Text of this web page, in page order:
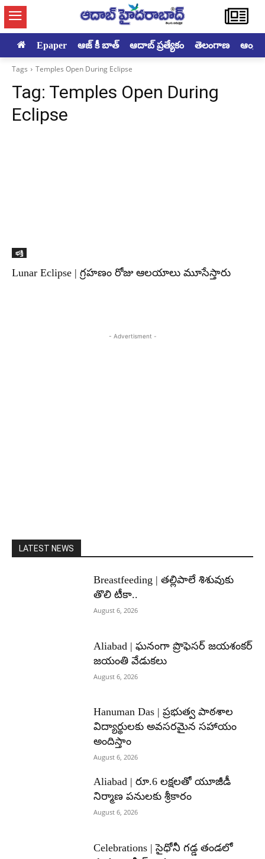
Epaper ఆజ్ కీ బాత్ ఆదాబ్ ప్రత్యేకం తెలంగాణ
Tags Temples Open During Eclipse
Tag: Temples Open During
Eclipse
భక్తి
Lunar Eclipse | గ్రహణం రోజు ఆలయాలు మూసేస్తారు
- Advertisment -
LATEST NEWS
Breastfeeding | తల్లిపాలే శిశువుకు
తొలి టీకా..
August 6, 2026
Aliabad | ఘనంగా ప్రొఫెసర్ జయశంకర్
జయంతి వేడుకలు
August 6, 2026
Hanuman Das | ప్రభుత్వ పాఠశాల
విద్యార్థులకు అవసరమైన సహాయం
అందిస్తాం
August 6, 2026
Aliabad | రూ.6 లక్షలతో యూజీడీ
నిర్మాణ పనులకు శ్రీకారం
August 6, 2026
Celebrations | సైధోనీ గడ్డ తండలో